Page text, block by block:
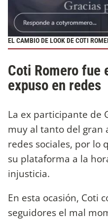
EL CAMBIO DE LOOK DE COTI
Coti Romero fue
expuso en redes
La ex participante de
muy al tanto del gran
redes sociales, por lo
su plataforma a la
injusticia.
En esta ocasión, Coti
seguidores el mal